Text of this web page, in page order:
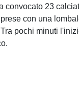
convocato 23
con una
pochi minuti